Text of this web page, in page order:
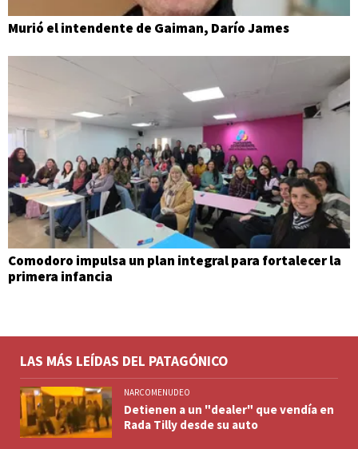
Murió el intendente de Gaiman, Darío James
Comodoro impulsa un plan integral para fortalecer la
primera infancia
LAS MÁS LEÍDAS DEL PATAGÓNICO
NARCOMENUDEO
Detienen a un "dealer" que vendía en
Rada Tilly desde su auto